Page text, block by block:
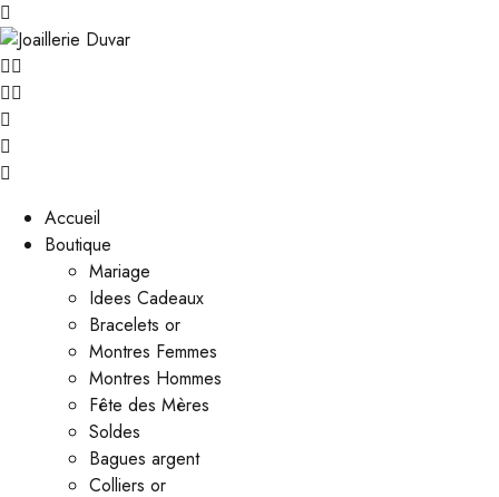
Accueil
Boutique
Mariage
Idees Cadeaux
Bracelets or
Montres Femmes
Montres Hommes
Fête des Mères
Soldes
Bagues argent
Colliers or